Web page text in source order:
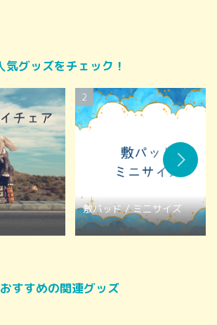
気グッズをチェック！
敷パッド / ミニサイズ
おすすめの関連グッズ